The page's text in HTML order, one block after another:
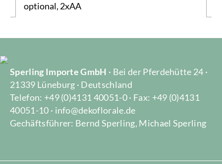
optional, 2xAA
Sperling Importe GmbH · Bei der Pferdehütte 24 ·
21339 Lüneburg · Deutschland
Telefon: +49 (0)4131 40051-0 · Fax: +49 (0)4131
40051-10 · info@dekoflorale.de
Gechäftsführer: Bernd Sperling, Michael Sperling